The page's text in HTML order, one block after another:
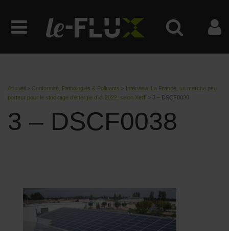
Accueil > Conformité, Pathologies & Polluants > Interview. La France, un marché peu
porteur pour le stockage d’énergie d’ici 2022, selon Xerfi > 3 – DSCF0038
3 – DSCF0038